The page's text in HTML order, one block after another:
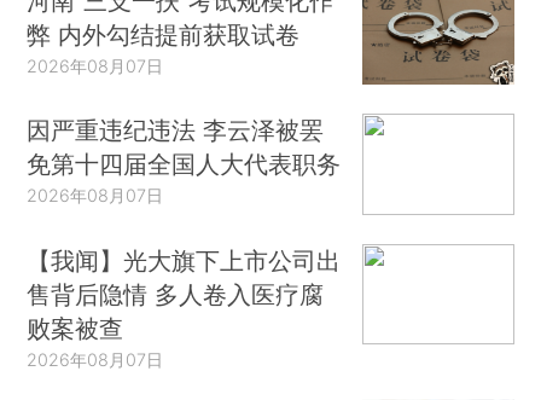
弊 内外勾结提前获取试卷
2026年08月07日
因严重违纪违法 李云泽被罢
免第十四届全国人大代表职务
2026年08月07日
【我闻】光大旗下上市公司出
售背后隐情 多人卷入医疗腐
败案被查
2026年08月07日